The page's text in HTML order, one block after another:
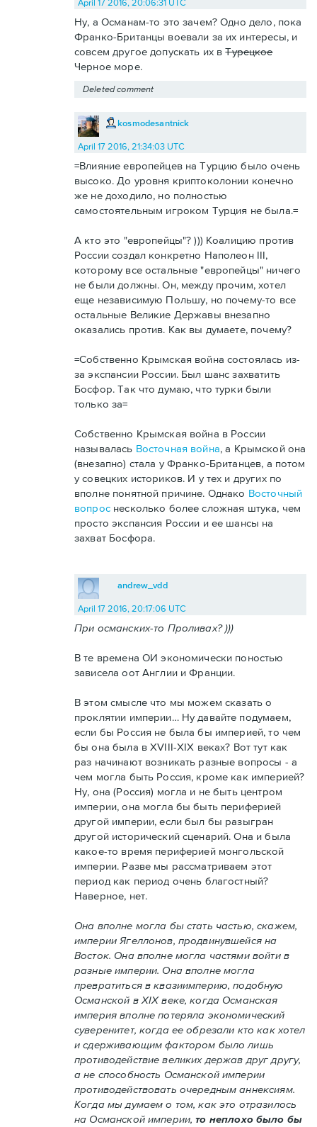
April 17 2016, 20:06:31 UTC
Ну, а Османам-то это зачем? Одно дело, пока
Франко-Британцы воевали за их интересы, и
совсем другое допускать их вТурецкое
Черное море.
Deleted comment
kosmodesantnick
April 17 2016, 21:34:03 UTC
=Влияние европейцев на Турцию было очень
высоко. До уровня криптоколонии конечно
же не доходило, но полностью
самостоятельным игроком Турция не была.=
А кто это "европейцы"? ))) Коалицию против
России создал конкретно Наполеон III,
которому все остальные "европейцы" ничего
не были должны. Он, между прочим, хотел
еще независимую Польшу, но почему-то все
остальные Великие Державы внезапно
оказались против. Как вы думаете, почему?
=Собственно Крымская война состоялась из-
за экспансии России. Был шанс захватить
Босфор. Так что думаю, что турки были
только за=
Собственно Крымская война в России
называлась Восточная война, а Крымской она
(внезапно) стала у Франко-Британцев, а потом
у совецких историков. И у тех и других по
вполне понятной причине. Однако Восточный
вопроснесколько более сложная штука, чем
просто экспансия России и ее шансы на
захват Босфора.
andrew_vdd
April 17 2016, 20:17:06 UTC
При османских-то Проливах? )))
В те времена ОИ экономически поностью
зависела оот Англии и Франции.
В этом смысле что мы можем сказать о
проклятии империи… Ну давайте подумаем,
если бы Россия не была бы империей, то чем
бы она была в XVIII-XIX веках? Вот тут как
раз начинают возникать разные вопросы - а
чем могла быть Россия, кроме как империей?
Ну, она (Россия) могла и не быть центром
империи, она могла бы быть периферией
другой империи, если был бы разыгран
другой исторический сценарий. Она и была
какое-то время периферией монгольской
империи. Разве мы рассматриваем этот
период как период очень благостный?
Наверное, нет.
Она вполне могла бы стать частью, скажем,
империи Ягеллонов, продвинувшейся на
Восток. Она вполне могла частями войти в
разные империи. Она вполне могла
превратиться в квазиимперию, подобную
Османской в XIX веке, когда Османская
империя вполне потеряла экономический
суверенитет, когда ее обрезали кто как хотел
и сдерживающим фактором было лишь
противодействие великих держав друг другу,
а не способность Османской империи
противодействовать очередным аннексиям.
Когда мы думаем о том, как это отразилось
на Османской империи,то неплохо было бы